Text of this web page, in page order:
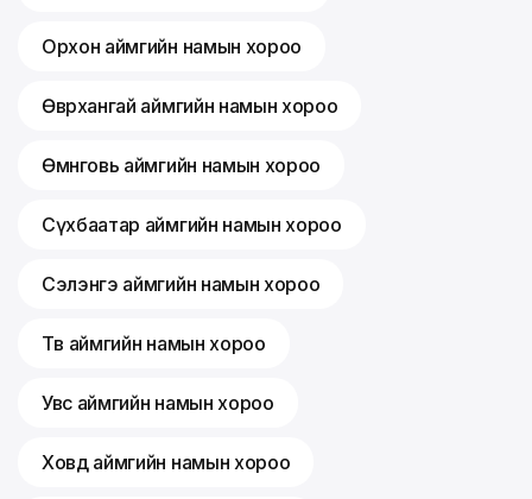
Орхон аймгийн намын хороо
Өвөрхангай аймгийн намын хороо
Өмнөговь аймгийн намын хороо
Сүхбаатар аймгийн намын хороо
Сэлэнгэ аймгийн намын хороо
Төв аймгийн намын хороо
Увс аймгийн намын хороо
Ховд аймгийн намын хороо